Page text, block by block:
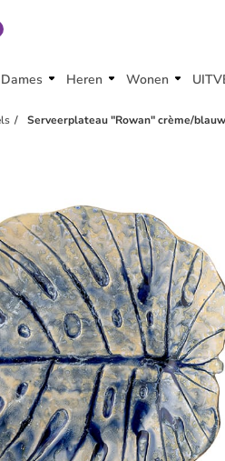
Dames Heren Wonen
Serveerplateau "Rowan" crème/